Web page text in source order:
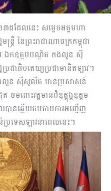
ដដែលនេះ សម្តេចអគ្គមហា
តី នៃព្រះរាជាណាចក្រកម្ពុជា
ឯកឧត្តមបណ្ឌិត ថងលួន ស៊ី
ជាធិបតេយ្យប្រជាមានិតឡាវ។
ងលួន ស៊ីសូលីត មានប្រសាសន៍
មពោះវត្តមានដ៏ឧត្តុង្គឧត្តម
ានឆ្លើយតបតាមការអញ្ជើញ
ប្រទេសឡាវនាពេលនេះ។